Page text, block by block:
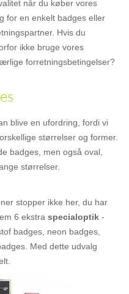
når du køber vores
for en enkelt badges eller
Hvis du
ikke bruge vores
forretningsbetingelser?
blive en ufordring, fordi vi
størrelser og former.
badges, men også oval,
størrelser.
stopper ikke her, du har
6 ekstra specialoptik -
badges, neon badges,
Med dette udvalg